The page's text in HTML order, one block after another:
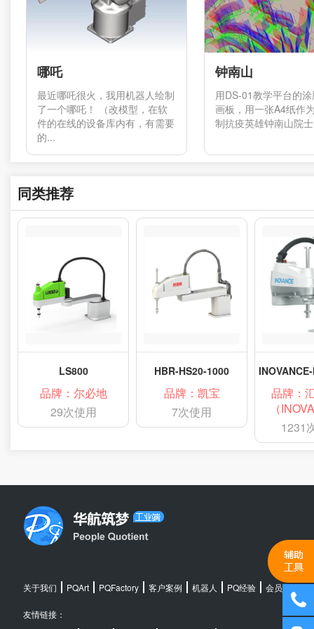
哪吒
最近哪吒很火，我用机器人绘制
了一个哪吒！ （改模型，在软
件的在线的设备库内有，有需要
的...
钟南山
用DS-01教学平台的
画板，用一张A4纸作
制抗疫英雄钟南山院
同类推荐
LS800
品牌：尔必地
29次使用
HBR-HS20-1000
品牌：凯宝
7次使用
品牌：
（
1231
关于我们 PQArt PQFactory 客户案例 机器人 PQ经验 会员中心
友情链接：